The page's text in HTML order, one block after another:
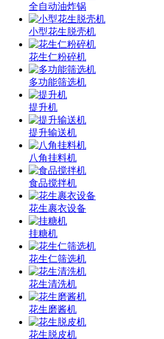
全自动油炸锅
小型花生脱壳机
花生仁粉碎机
多功能筛选机
提升机
提升输送机
八角挂料机
食品搅拌机
花生裹衣设备
挂糖机
花生仁筛选机
花生清洗机
花生磨酱机
花生脱皮机